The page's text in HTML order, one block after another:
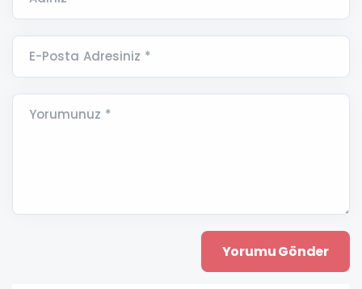
E-Posta Adresiniz *
Yorumunuz *